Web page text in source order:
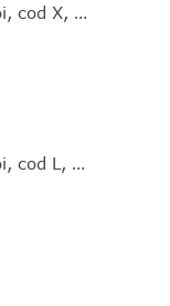
Saci de gunoi, cod X, 20 bucăţi, 10-12 l, Brabantia - 8710755116728
Saci de gunoi, cod L, 40 bucăţi, 40-45 l, Brabantia - 8710755138645